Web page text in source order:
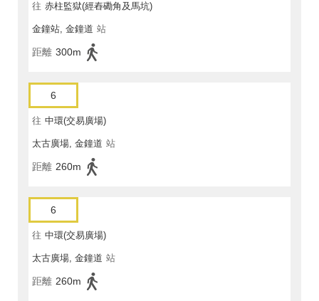
往 赤柱監獄(經舂磡角及馬坑)
金鐘站, 金鐘道 站
距離 300m
6
往 中環(交易廣場)
太古廣場, 金鐘道 站
距離 260m
6
往 中環(交易廣場)
太古廣場, 金鐘道 站
距離 260m